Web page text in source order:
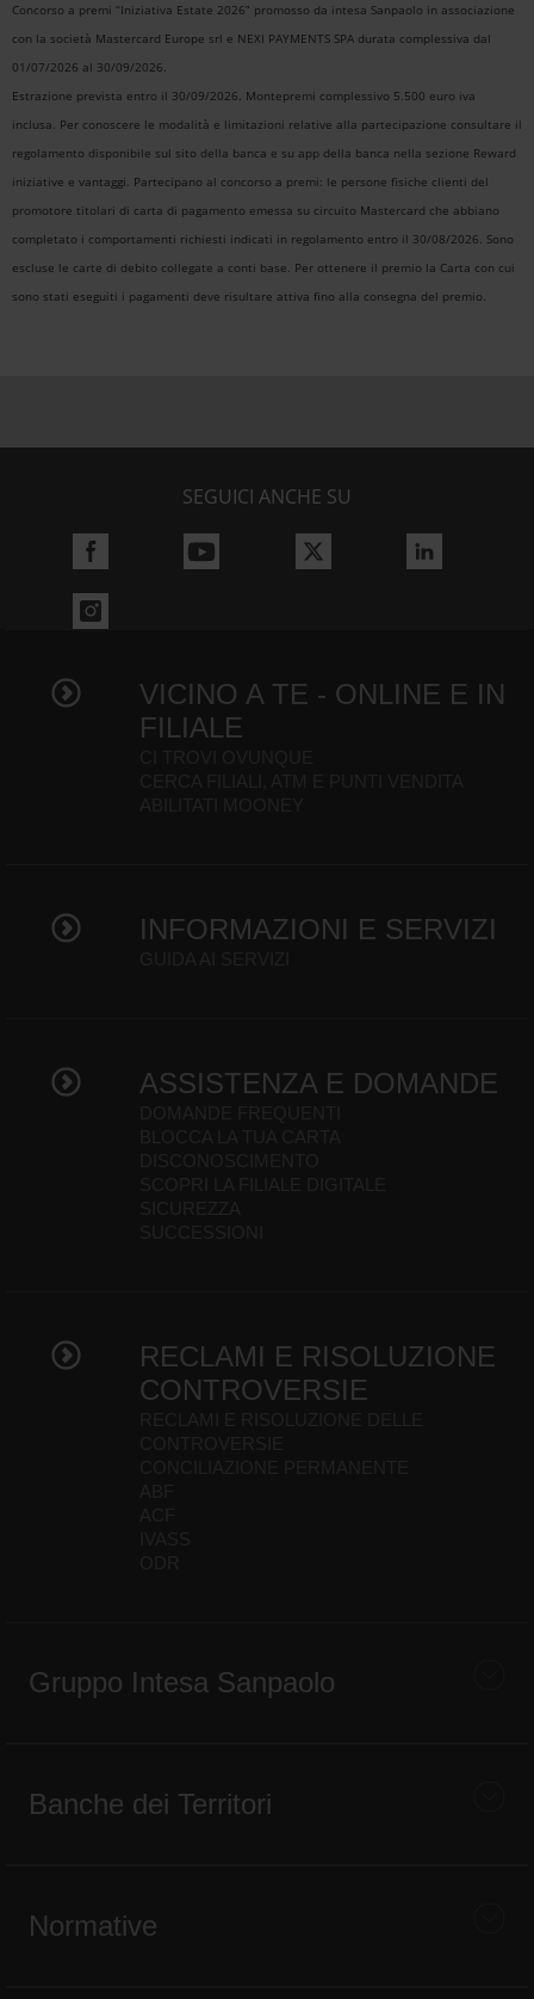
Concorso a premi “Iniziativa Estate 2026” promosso da intesa Sanpaolo in associazione
con la società Mastercard Europe srl e NEXI PAYMENTS SPA durata complessiva dal
01/07/2026 al 30/09/2026.
Estrazione prevista entro il 30/09/2026. Montepremi complessivo 5.500 euro iva
inclusa. Per conoscere le modalità e limitazioni relative alla partecipazione consultare il
regolamento disponibile sul sito della banca e su app della banca nella sezione Reward
iniziative e vantaggi. Partecipano al concorso a premi: le persone fisiche clienti del
promotore titolari di carta di pagamento emessa su circuito Mastercard che abbiano
completato i comportamenti richiesti indicati in regolamento entro il 30/08/2026. Sono
escluse le carte di debito collegate a conti base. Per ottenere il premio la Carta con cui
sono stati eseguiti i pagamenti deve risultare attiva fino alla consegna del premio.
SEGUICI ANCHE SU
VICINO A TE - ONLINE E IN
FILIALE
INFORMAZIONI E SERVIZI
ASSISTENZA E DOMANDE
RECLAMI E RISOLUZIONE
CONTROVERSIE
Gruppo Intesa Sanpaolo
Banche dei Territori
Normative